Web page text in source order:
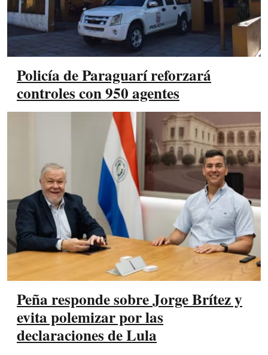
Policía de Paraguarí reforzará
controles con 950 agentes
Peña responde sobre Jorge Brítez y
evita polemizar por las
declaraciones de Lula